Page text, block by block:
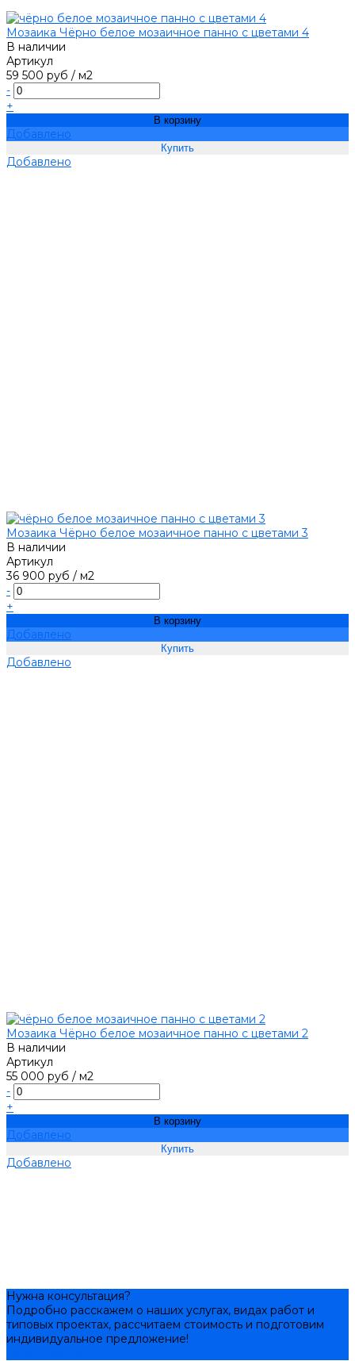
Мозаика Чёрно белое мозаичное панно с цветами 4
В наличии
Артикул
59 500 руб / м2
-
+
В корзину
Добавлено
Добавлено
Мозаика Чёрно белое мозаичное панно с цветами 3
В наличии
Артикул
36 900 руб / м2
-
+
В корзину
Добавлено
Добавлено
Мозаика Чёрно белое мозаичное панно с цветами 2
В наличии
Артикул
55 000 руб / м2
-
+
В корзину
Добавлено
Добавлено
Нужна консультация?
Подробно расскажем о наших услугах, видах работ и
типовых проектах, рассчитаем стоимость и подготовим
индивидуальное предложение!